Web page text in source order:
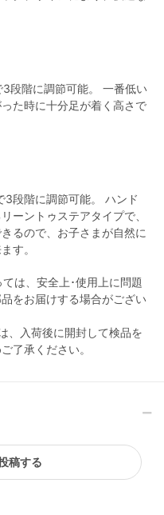
段階に調節可能。 一番低い
た時に十分足が着く高さで
段階に調節可能。 ハンド
ーントゥステアタイプで、
るので、お子さまが自然に
す。
は、安全上･使用上に問題
をお届けする場合がござい
、入荷後に開封して検品を
了承ください。
稿する